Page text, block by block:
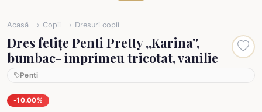
Acasă Copii Dresuri copii
Dres fetițe Penti Pretty ,,Karina'',
bumbac- imprimeu tricotat, vanilie
Penti
-10.00%